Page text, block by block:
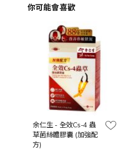
你可能會喜歡
余仁生 - 全效Cs-4 蟲
草菌絲體膠囊 (加強配
方)